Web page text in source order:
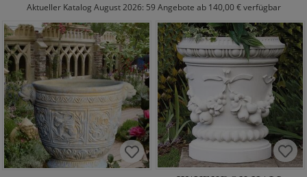
Aktueller Katalog August 2026: 59 Angebote ab 140,00 € verfügbar